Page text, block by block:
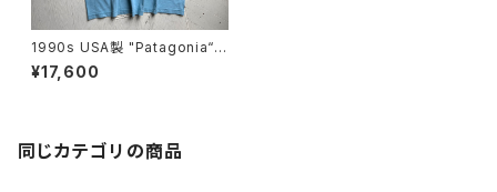
1990s USA製 "Patagonia“ b
eneficial S/S T-shirt
¥17,600
同じカテゴリの商品